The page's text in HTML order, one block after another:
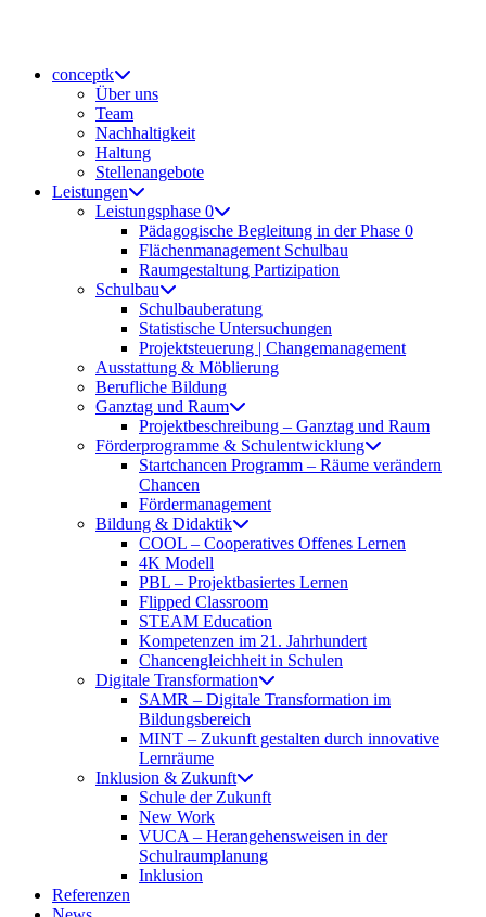
conceptk
Über uns
Team
Nachhaltigkeit
Haltung
Stellenangebote
Leistungen
Leistungsphase 0
Pädagogische Begleitung in der Phase 0
Flächenmanagement Schulbau
Raumgestaltung Partizipation
Schulbau
Schulbauberatung
Statistische Untersuchungen
Projektsteuerung | Changemanagement
Ausstattung & Möblierung
Berufliche Bildung
Ganztag und Raum
Projektbeschreibung – Ganztag und Raum
Förderprogramme & Schulentwicklung
Startchancen Programm – Räume verändern
Chancen
Fördermanagement
Bildung & Didaktik
COOL – Cooperatives Offenes Lernen
4K Modell
PBL – Projektbasiertes Lernen
Flipped Classroom
STEAM Education
Kompetenzen im 21. Jahrhundert
Chancengleichheit in Schulen
Digitale Transformation
SAMR – Digitale Transformation im
Bildungsbereich
MINT – Zukunft gestalten durch innovative
Lernräume
Inklusion & Zukunft
Schule der Zukunft
New Work
VUCA – Herangehensweisen in der
Schulraumplanung
Inklusion
Referenzen